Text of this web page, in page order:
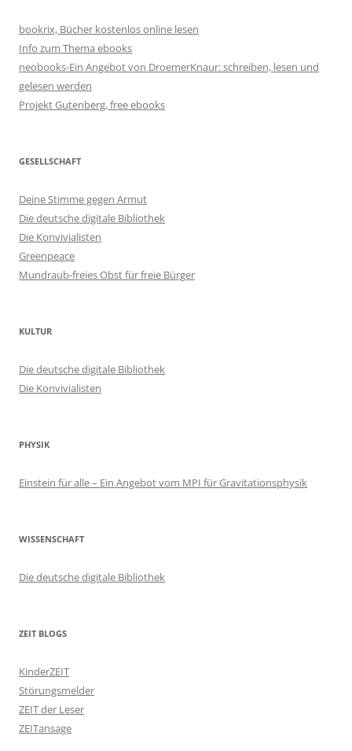
bookrix, Bücher kostenlos online lesen
Info zum Thema ebooks
neobooks-Ein Angebot von DroemerKnaur: schreiben, lesen und
gelesen werden
Projekt Gutenberg, free ebooks
GESELLSCHAFT
Deine Stimme gegen Armut
Die deutsche digitale Bibliothek
Die Konvivialisten
Greenpeace
Mundraub-freies Obst für freie Bürger
KULTUR
Die deutsche digitale Bibliothek
Die Konvivialisten
PHYSIK
Einstein für alle – Ein Angebot vom MPI für Gravitationsphysik
WISSENSCHAFT
Die deutsche digitale Bibliothek
ZEIT BLOGS
KinderZEIT
Störungsmelder
ZEIT der Leser
ZEITansage